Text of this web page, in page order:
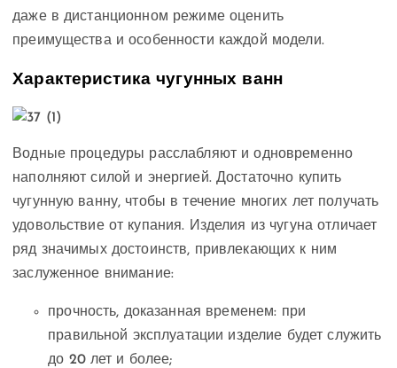
даже в дистанционном режиме оценить
преимущества и особенности каждой модели.
Характеристика чугунных ванн
Водные процедуры расслабляют и одновременно
наполняют силой и энергией. Достаточно купить
чугунную ванну, чтобы в течение многих лет получать
удовольствие от купания. Изделия из чугуна отличает
ряд значимых достоинств, привлекающих к ним
заслуженное внимание:
прочность, доказанная временем: при
правильной эксплуатации изделие будет служить
до 20 лет и более;